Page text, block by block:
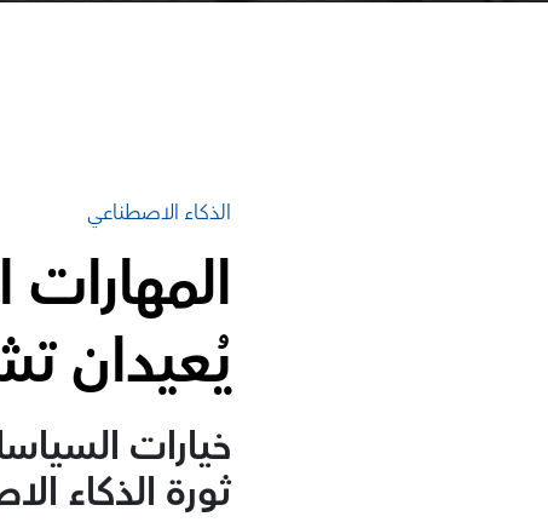
الذكاء الاصطناعي
يُعيدان
خيارات
ثورة الذكاء